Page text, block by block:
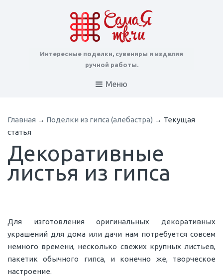
Интересные поделки, сувениры и изделия
ручной работы.
Меню
Главная → Поделки из гипса (алебастра) → Текущая
статья
Декоративные
листья из гипса
Для изготовления оригинальных декоративных
украшений для дома или дачи нам потребуется совсем
немного времени, несколько свежих крупных листьев,
пакетик обычного гипса, и конечно же, творческое
настроение.